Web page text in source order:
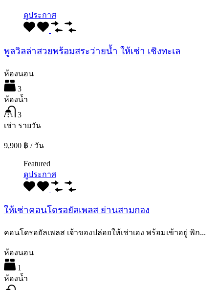
ดูประกาศ
พูลวิลล่าสวยพร้อมสระว่ายน้ำ ให้เช่า เชิงทะเล
ห้องนอน
3
ห้องน้ำ
3
เช่า รายวัน
9,900 ฿ / วัน
Featured
ดูประกาศ
ให้เช่าคอนโดรอยัลเพลส ย่านสามกอง
คอนโดรอยัลเพลส เจ้าของปล่อยให้เช่าเอง พร้อมเข้าอยู่ พิก...
ห้องนอน
1
ห้องน้ำ